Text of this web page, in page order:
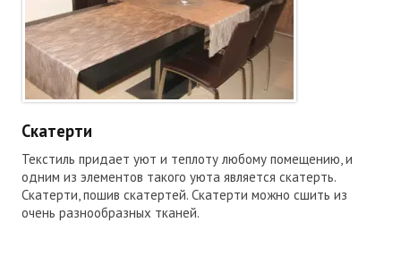
Скатерти
Текстиль придает уют и теплоту любому помещению, и
одним из элементов такого уюта является скатерть.
Скатерти, пошив скатертей. Скатерти можно сшить из
очень разнообразных тканей.